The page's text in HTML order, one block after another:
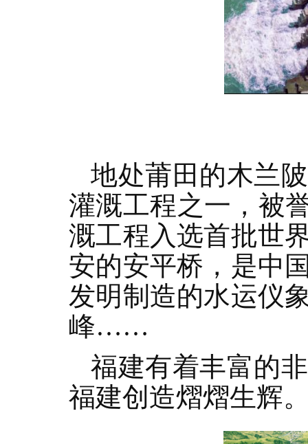
地处莆田的木兰
灌溉工程之一，被
溉工程入选首批世
安的安平桥，是中
发明制造的水运仪
峰……
福建有着丰富的
福建创造熠熠生辉